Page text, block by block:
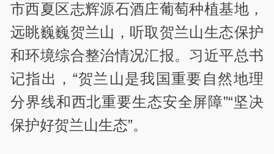
市西夏区志辉源石酒庄葡萄种植基地，
远眺巍巍贺兰山，听取贺兰山生态保护
和环境综合整治情况汇报。习近平总书
记指出，“贺兰山是我国重要自然地理
分界线和西北重要生态安全屏障”“坚决
保护好贺兰山生态”。